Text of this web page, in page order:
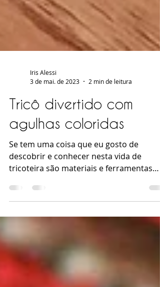
Iris Alessi
3 de mai. de 2023
2 min de leitura
Tricô divertido com
agulhas coloridas
Se tem uma coisa que eu gosto de
tricoteira são materiais e ferramentas
novas para tricotar. Lá em...